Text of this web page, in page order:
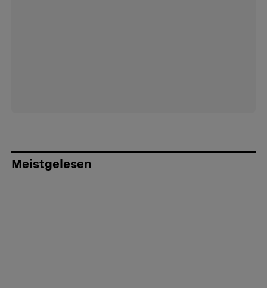
Meistgelesen